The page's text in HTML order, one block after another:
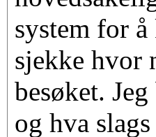
system for
sjekke hvor
besøket.
og hva